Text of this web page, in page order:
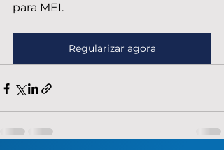
para MEI.
Regularizar agora